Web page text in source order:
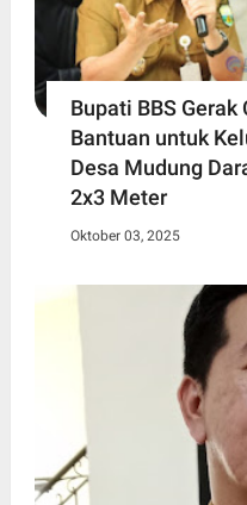
Bupati BBS Gerak
Bantuan untuk
Desa Mudung
2x3 Meter
Oktober 03, 2025